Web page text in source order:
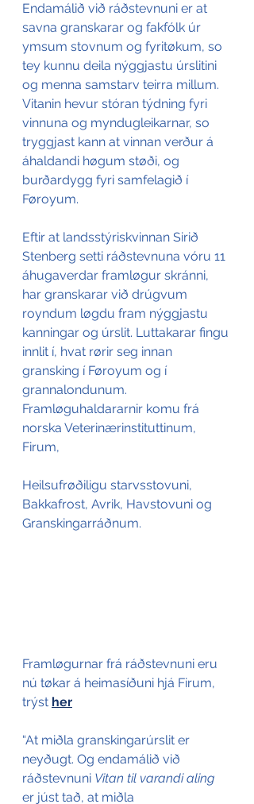
Endamálið við ráðstevnuni er at
savna granskarar og fakfólk úr
ymsum stovnum og fyritøkum, so
tey kunnu deila nýggjastu úrslitini
og menna samstarv teirra millum.
Vitanin hevur stóran týdning fyri
vinnuna og myndugleikarnar, so
tryggjast kann at vinnan verður á
áhaldandi høgum støði, og
burðardygg fyri samfelagið í
Føroyum.
Eftir at landsstýriskvinnan Sirið
Stenberg setti ráðstevnuna vóru 11
áhugaverdar framløgur skránni,
har granskarar við drúgvum
royndum løgdu fram nýggjastu
kanningar og úrslit. Luttakarar fingu
innlit í, hvat rørir seg innan
gransking í Føroyum og í
grannalondunum.
Framløguhaldararnir komu frá
norska Veterinærinstituttinum,
Firum,
Heilsufrøðiligu starvsstovuni,
Bakkafrost, Avrik, Havstovuni og
Granskingarráðnum.
Framløgurnar frá ráðstevnuni eru
nú tøkar á heimasíðuni hjá Firum,
trýst her
“At miðla granskingarúrslit er
neyðugt. Og endamálið við
ráðstevnuni Vitan til varandi aling
er júst tað, at miðla